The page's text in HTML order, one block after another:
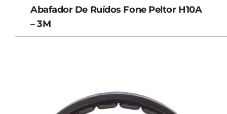
Abafador De Ruídos Fone Peltor H10A
– 3M